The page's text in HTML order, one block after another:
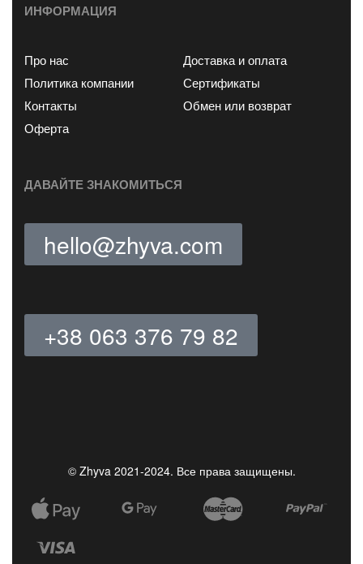
ИНФОРМАЦИЯ
Про нас
Доставка и оплата
Политика компании
Сертификаты
Контакты
Обмен или возврат
Оферта
ДАВАЙТЕ ЗНАКОМИТЬСЯ
hello@zhyva.com
+38 063 376 79 82
© Zhyva 2021-2024. Все права защищены.